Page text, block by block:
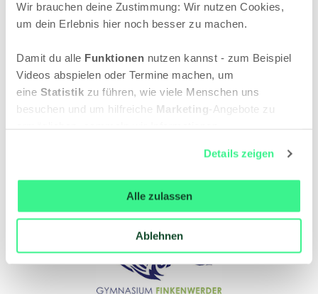
Wir brauchen deine Zustimmung: Wir nutzen Cookies,
um dein Erlebnis hier noch besser zu machen.
Damit du alle Funktionen nutzen kannst - zum Beispiel
Videos abspielen oder Termine machen, um
eine Statistik zu führen, wie viele Menschen uns
besuchen und um hilfreiche Marketing-Angebote zu
ändern, indem du auf das Symbol in der unteren linken
Ecke des Bildschirms klickst. Lies mehr darüber, wie wir
Cookies und andere Technologien zur Erfassung
Personen bezogener Daten
Details zeigen
Alle zulassen
Ablehnen